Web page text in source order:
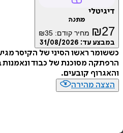
₪ מחיר קודם: ₪35
עד:31/08/2026
ראשו הסיני של הקיסר מגיע
מסוכנת של כבוד ונאמנות
קובעים.
מהירה